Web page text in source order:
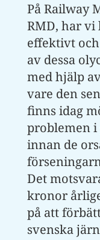
På Railway
RMD, har vi
effektivt
av dessa
med hjälp
vare den
finns idag
problemen i
innan de
Det
kronor
på att
svenska